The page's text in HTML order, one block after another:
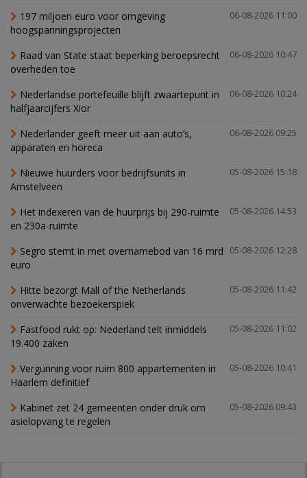
06-08-2026 11:00
197 miljoen euro voor omgeving
hoogspanningsprojecten
06-08-2026 10:47
Raad van State staat beperking beroepsrecht
overheden toe
06-08-2026 10:24
Nederlandse portefeuille blijft zwaartepunt in
halfjaarcijfers Xior
06-08-2026 09:25
Nederlander geeft meer uit aan auto’s,
apparaten en horeca
05-08-2026 15:18
Nieuwe huurders voor bedrijfsunits in
Amstelveen
05-08-2026 14:53
Het indexeren van de huurprijs bij 290-ruimte
en 230a-ruimte
05-08-2026 12:28
Segro stemt in met overnamebod van 16 mrd
euro
05-08-2026 11:42
Hitte bezorgt Mall of the Netherlands
onverwachte bezoekerspiek
05-08-2026 11:02
Fastfood rukt op: Nederland telt inmiddels
19.400 zaken
05-08-2026 10:41
Vergunning voor ruim 800 appartementen in
Haarlem definitief
05-08-2026 09:43
Kabinet zet 24 gemeenten onder druk om
asielopvang te regelen